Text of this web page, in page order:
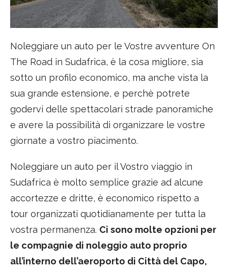
Noleggiare un auto per le Vostre avventure On
The Road in Sudafrica, è la cosa migliore, sia
sotto un profilo economico, ma anche vista la
sua grande estensione, e perchè potrete
godervi delle spettacolari strade panoramiche
e avere la possibilità di organizzare le vostre
giornate a vostro piacimento.
Noleggiare un auto per il Vostro viaggio in
Sudafrica è molto semplice grazie ad alcune
accortezze e dritte, è economico rispetto a
tour organizzati quotidianamente per tutta la
vostra permanenza. Ci sono molte opzioni per
le compagnie di noleggio auto proprio
all’interno dell’aeroporto di Città del Capo,